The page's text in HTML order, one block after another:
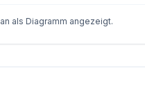
als Diagramm angezeigt.